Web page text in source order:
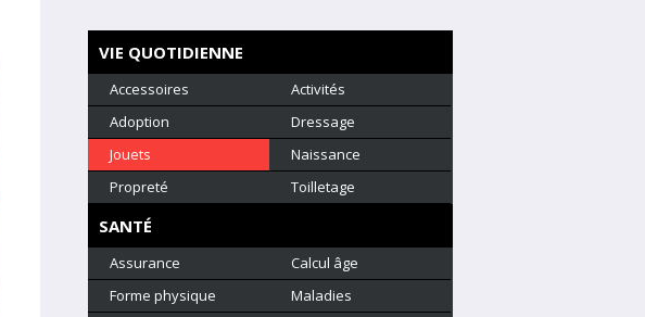
VIE QUOTIDIENNE
Accessoires
Activités
Adoption
Dressage
Jouets
Naissance
Propreté
Toilletage
SANTÉ
Assurance
Calcul âge
Forme physique
Maladies